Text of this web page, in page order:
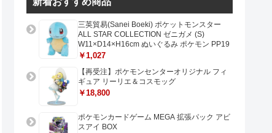
三英貿易(Sanei Boeki) ポケットモンスター
ALL STAR COLLECTION ゼニガメ (S)
W11×D14×H16cm ぬいぐるみ ポケモン PP19
￥1,027
【再受注】ポケモンセンターオリジナル フィ
ギュア リーリエ＆コスモッグ
￥18,800
ポケモンカードゲーム MEGA 拡張パック アビ
スアイ BOX